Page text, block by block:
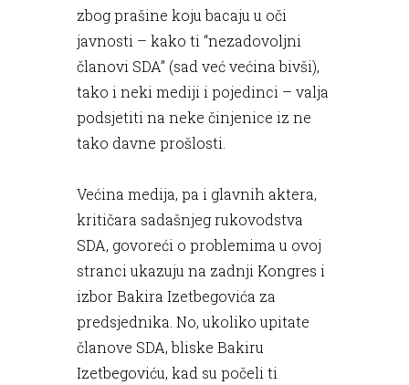
zbog prašine koju bacaju u oči
javnosti – kako ti “nezadovoljni
članovi SDA” (sad već većina bivši),
tako i neki mediji i pojedinci – valja
podsjetiti na neke činjenice iz ne
tako davne prošlosti.
Većina medija, pa i glavnih aktera,
kritičara sadašnjeg rukovodstva
SDA, govoreći o problemima u ovoj
stranci ukazuju na zadnji Kongres i
izbor Bakira Izetbegovića za
predsjednika. No, ukoliko upitate
članove SDA, bliske Bakiru
Izetbegoviću, kad su počeli ti